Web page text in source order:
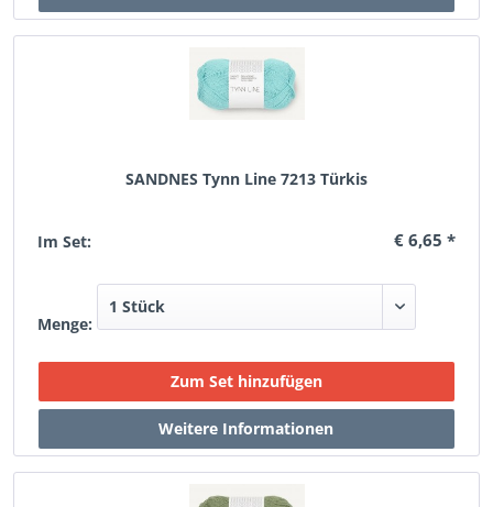
SANDNES Tynn Line 7213 Türkis
Im Set: € 6,65 *
Menge: